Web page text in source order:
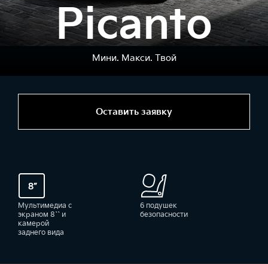
Оставить заявку
Picanto
Мини. Макси. Твой
Мультимедиа с
экраном 8`` и
камерой
заднего вида
6 подушек
безопасности